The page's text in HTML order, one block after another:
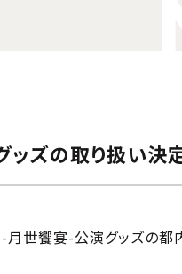
ズの取り扱い決定
-月世饗宴-公演グッズの